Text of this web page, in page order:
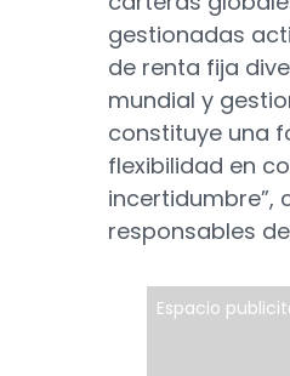
gestionadas
de renta fija
mundial y
constituye una
flexibilidad en
incertidumbre”,
responsables
Espacio